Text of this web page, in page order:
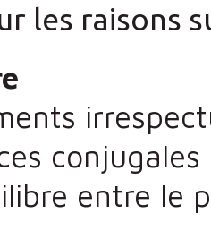
les raisons
conjugales
entre le